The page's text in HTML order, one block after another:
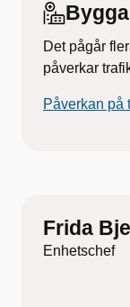
Det pågår
påverkar
Påverkan på
Frida
Enhetschef